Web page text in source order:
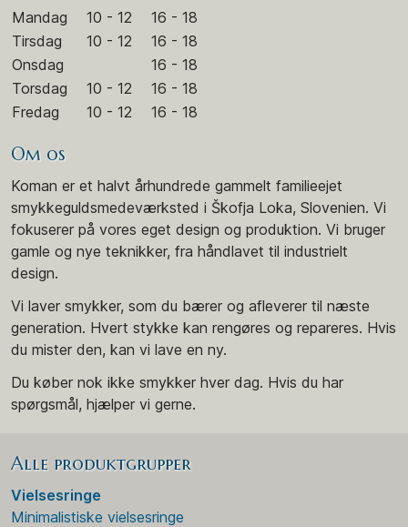
Mandag 10 - 12
16 - 18
Tirsdag
10 - 12
16 - 18
Onsdag
16 - 18
Torsdag
10 - 12
16 - 18
Fredag
10 - 12 16 - 18
Om os
Koman er et halvt århundrede gammelt familieejet
smykkeguldsmedeværksted i Škofja Loka, Slovenien. Vi
fokuserer på vores eget design og produktion. Vi bruger
gamle og nye teknikker, fra håndlavet til industrielt
design.
Vi laver smykker, som du bærer og afleverer til næste
generation. Hvert stykke kan rengøres og repareres. Hvis
du mister den, kan vi lave en ny.
Du køber nok ikke smykker hver dag. Hvis du har
spørgsmål, hjælper vi gerne.
Alle produktgrupper
Vielsesringe
Minimalistiske vielsesringe